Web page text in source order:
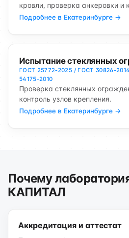
кровли, проверка анкеровки и
Подробнее в Екатеринбурге →
Испытание стеклянных
ГОСТ 25772-2025 / ГОСТ 30826-
54175-2010
Проверка стеклянных
контроль узлов крепления.
Подробнее в Екатеринбурге →
Почему
КАПИТАЛ
Аккредитация и аттестат